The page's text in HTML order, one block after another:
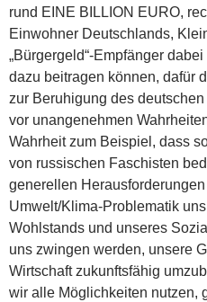
rund EINE BILLION EURO,
Einwohner Deutschlands,
„Bürgergeld“-Empfänger
dazu beitragen können, dafür
zur Beruhigung des
vor unangenehmen
Wahrheit zum Beispiel, dass
von russischen Faschisten
generellen
Umwelt/Klima-Problematik
Wohlstands und unseres
uns zwingen werden, unsere
Wirtschaft zukunftsfähig
wir alle Möglichkeiten nutzen,